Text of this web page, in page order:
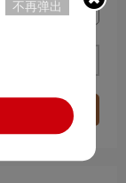
验证码
不再弹出